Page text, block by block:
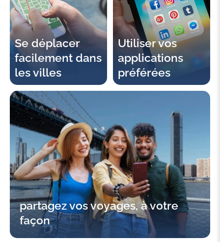
Se déplacer
facilement dans
les villes
Utiliser vos
applications
préférées
partagez vos voyages, à votre
façon